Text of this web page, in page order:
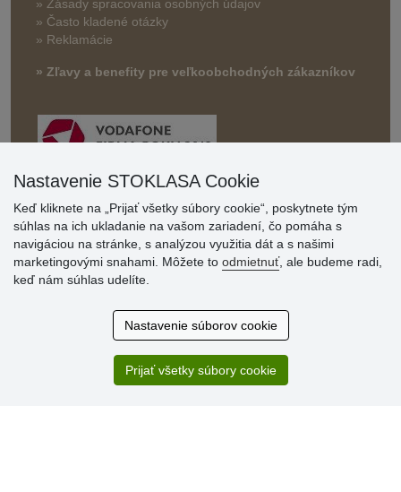
» Zásady spracovania osobných údajov
» Často kladené otázky
» Reklamácie
» Zľavy a benefity pre veľkoobchodných zákazníkov
Hodnotenia
zákazníkov
Ústretovosť, pohotovosť. Som spokojná.
Veľká spokojnosť. Volal mi odtiaľ veľmi milý pán, že
zásielka sa nezmestí do boxu, tak sme to dali na poštu....
Nastavenie STOKLASA Cookie
Keď kliknete na „Prijať všetky súbory cookie“, poskytnete tým
súhlas na ich ukladanie na vašom zariadení, čo pomáha s
navigáciou na stránke, s analýzou využitia dát a s našimi
marketingovými snahami. Môžete to odmietnuť, ale budeme radi,
keď nám súhlas udelíte.
Nastavenie súborov cookie
Prijať všetky súbory cookie